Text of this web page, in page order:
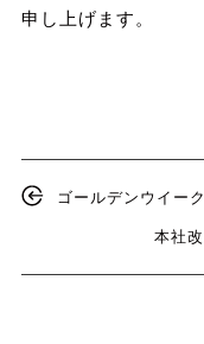
申し上げます。
ゴールデンウイー
本社